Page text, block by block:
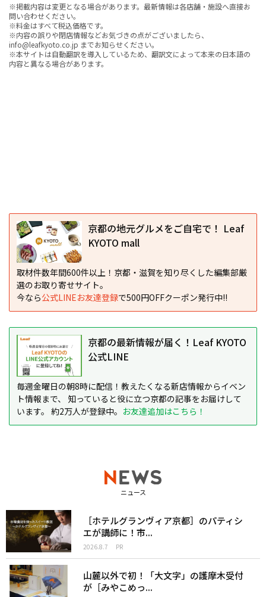
※掲載内容は変更となる場合があります。最新情報は各店舗・施設へ直接お
問い合わせください。
※料金はすべて税込価格です。
※内容の誤りや閉店情報などお気づきの点がございましたら、
info@leafkyoto.co.jp までお知らせください。
※本サイトは自動翻訳を導入しているため、翻訳文によって本来の日本語の
内容と異なる場合があります。
京都の地元グルメをご自宅で！ Leaf
KYOTO mall
取材件数年間600件以上！京都・滋賀を知り尽くした編集部厳
選のお取り寄せサイト。
今なら公式LINEお友達登録で500円OFFクーポン発行中!!
京都の最新情報が届く！Leaf KYOTO
公式LINE
毎週金曜日の朝8時に配信！教えたくなる新店情報からイベン
ト情報まで、 知っていると役に立つ京都の記事をお届けして
います。 約2万人が登録中。 お友達追加はこちら！
ニュース
［ホテルグランヴィア京都］のパティシ
エが講師に！市...
2026.8.7 PR
山麓以外で初！「大文字」の護摩木受付
が［みやこめっ...